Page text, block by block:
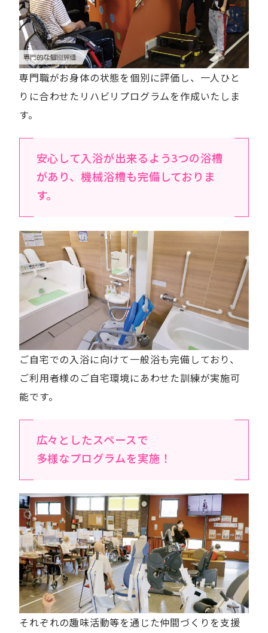
専門職がお身体の状態を個別に評価し、一人ひと
りに合わせたリハビリプログラムを作成いたしま
す。
安心して入浴が出来るよう3つの浴槽
があり、機械浴槽も完備しておりま
す。
ご自宅での入浴に向けて一般浴も完備しており、
ご利用者様のご自宅環境にあわせた訓練が実施可
能です。
広々としたスペースで
多様なプログラムを実施！
それぞれの趣味活動等を通じた仲間づくりを支援